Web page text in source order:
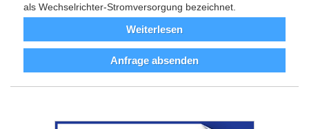
als Wechselrichter-Stromversorgung bezeichnet.
Weiterlesen
Anfrage absenden